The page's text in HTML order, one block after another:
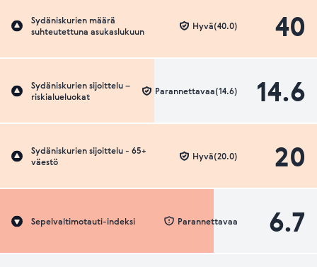
Sydäniskurien määrä
suhteutettuna asukaslukuun
40
Hyvä(40.0)
Sydäniskurien sijoittelu –
riskialueluokat
14.6
Parannettavaa(14.6)
Sydäniskurien sijoittelu - 65+
väestö
20
Hyvä(20.0)
Sepelvaltimotauti-indeksi 6.7
Parannettavaa